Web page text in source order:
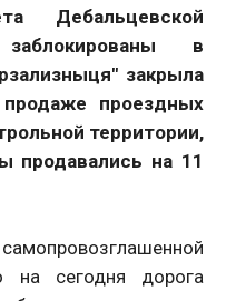
Дебальцевской
в
закрыла
проездных
территории,
продавались на 11
на сегодня дорога